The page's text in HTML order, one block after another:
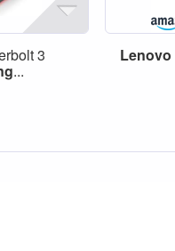
3
...
Lenovo